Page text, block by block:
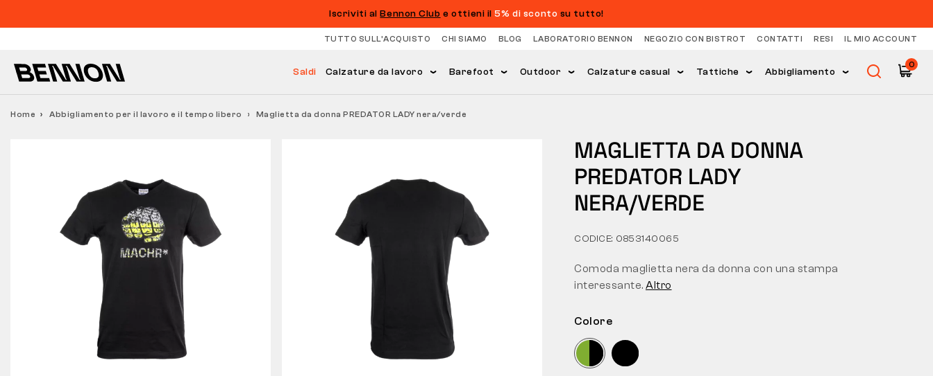
Iscriviti alBennon Club e ottieni il5% di sconto su tutto!
TUTTO SULL’ACQUISTO CHI SIAMO BLOG LABORATORIO BENNON NEGOZIO CON BISTROT CONTATTI RESI IL MIO ACCOUNT
Saldi Calzature da lavoro Barefoot Outdoor Calzature casual Tattiche Abbigliamento
0
Home Abbigliamento per il lavoro e il tempo libero Maglietta da donna PREDATOR LADY nera/verde
MAGLIETTA DA DONNA
PREDATOR LADY
NERA/VERDE
CODICE: 0853140065
Colore
Comoda maglietta nera da donna con una stampa
interessante. Altro